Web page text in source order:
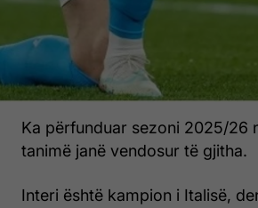
Ka përfunduar sezoni 2025/26
tanimë janë vendosur të gjitha.
Interi është kampion i Italisë,